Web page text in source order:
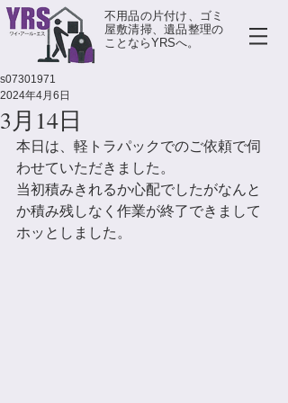
不用品の片付け、ゴミ
屋敷清掃、遺品整理の
ことならYRSへ。
3月14日
s07301971
2024年4月6日
本日は、軽トラパックでのご依頼で伺
わせていただきました。
当初積みきれるか心配でしたがなんと
か積み残しなく作業が終了できまして
ホッとしました。